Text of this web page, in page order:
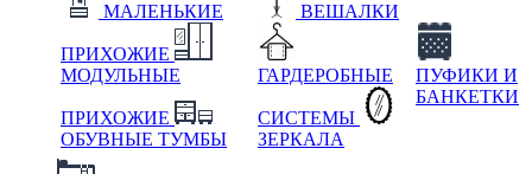
МАЛЕНЬКИЕ
ПРИХОЖИЕ
МОДУЛЬНЫЕ
ПРИХОЖИЕ
ОБУВНЫЕ ТУМБЫ
ВЕШАЛКИ
ГАРДЕРОБНЫЕ
СИСТЕМЫ
ЗЕРКАЛА
ПУФИКИ И
БАНКЕТКИ